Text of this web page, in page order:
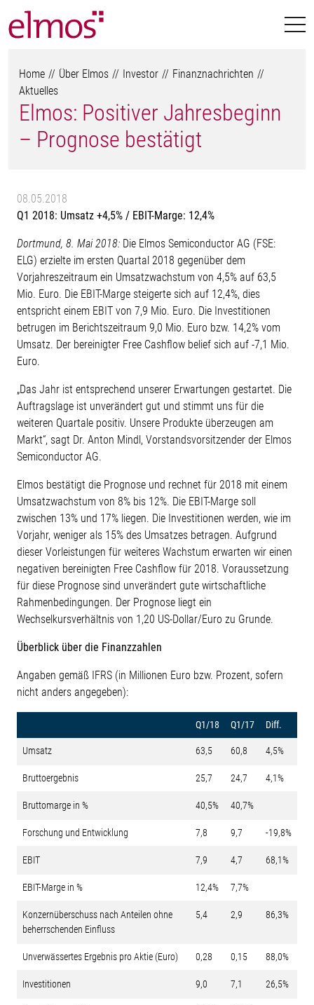
Home Über Elmos Investor
Finanznachrichten
Aktuelles
Elmos: Positiver Jahresbeginn
– Prognose bestätigt
08.05.2018
Q1 2018: Umsatz +4,5% / EBIT-Marge: 12,4%
Dortmund, 8. Mai 2018: Die Elmos Semiconductor AG (FSE:
ELG) erzielte im ersten Quartal 2018 gegenüber dem
Vorjahreszeitraum ein Umsatzwachstum von 4,5% auf 63,5
Mio. Euro. Die EBIT-Marge steigerte sich auf 12,4%, dies
entspricht einem EBIT von 7,9 Mio. Euro. Die Investitionen
betrugen im Berichtszeitraum 9,0 Mio. Euro bzw. 14,2% vom
Umsatz. Der bereinigter Free Cashflow belief sich auf -7,1 Mio.
Euro.
„Das Jahr ist entsprechend unserer Erwartungen gestartet. Die
Auftragslage ist unverändert gut und stimmt uns für die
weiteren Quartale positiv. Unsere Produkte überzeugen am
Markt“, sagt Dr. Anton Mindl, Vorstandsvorsitzender der Elmos
Semiconductor AG.
Elmos bestätigt die Prognose und rechnet für 2018 mit einem
Umsatzwachstum von 8% bis 12%. Die EBIT-Marge soll
zwischen 13% und 17% liegen. Die Investitionen werden, wie im
Vorjahr, weniger als 15% des Umsatzes betragen. Aufgrund
dieser Vorleistungen für weiteres Wachstum erwarten wir einen
negativen bereinigten Free Cashflow für 2018. Voraussetzung
für diese Prognose sind unverändert gute wirtschaftliche
Rahmenbedingungen. Der Prognose liegt ein
Wechselkursverhältnis von 1,20 US-Dollar/Euro zu Grunde.
Überblick über die Finanzzahlen
Angaben gemäß IFRS (in Millionen Euro bzw. Prozent, sofern
nicht anders angegeben):
Q1/18 Q1/17 Diff.
Umsatz 63,5 60,8 4,5%
Bruttoergebnis 25,7 24,7 4,1%
Bruttomarge in % 40,5% 40,7%
Forschung und Entwicklung 7,8 9,7 -19,8%
EBIT 7,9 4,7 68,1%
EBIT-Marge in % 12,4% 7,7%
Konzernüberschuss nach Anteilen ohne
beherrschenden Einfluss
5,4 2,9 86,3%
Unverwässertes Ergebnis pro Aktie (Euro) 0,28 0,15 88,0%
Investitionen 9,0 7,1 26,5%